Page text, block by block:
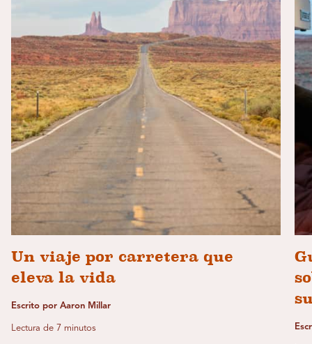
Un viaje por carretera que
eleva la vida
Escrito por Aaron Millar
Lectura de 7 minutos